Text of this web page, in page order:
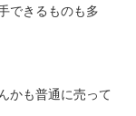
できるものも多
かも普通に売って